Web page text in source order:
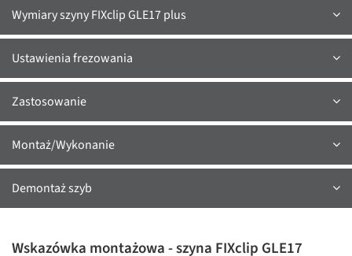
Wymiary szyny FIXclip GLE17 plus
Ustawienia frezowania
Zastosowanie
Montaż/Wykonanie
Demontaż szyb
Wskazówka montażowa - szyna FIXclip GLE17